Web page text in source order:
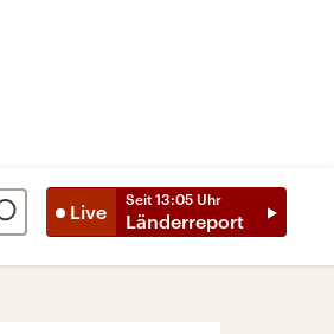
Live
Seit 13:05 Uhr
Länderreport